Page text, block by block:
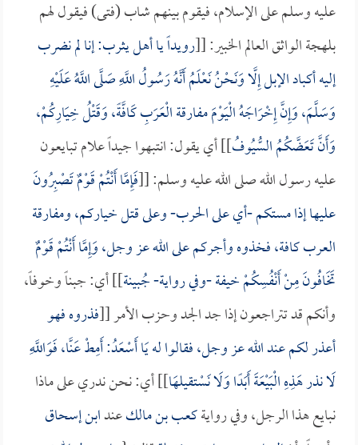
عليه وسلم على الإسلام، فيقوم بينهم شاب (فتى) فيقول لهم
بلهجة الواثق العالم الخبير: [[رويداً يا أهل يثرب: إنا لم نضرب
إليه أكباد الإبل إِلَّا وَنَحْنُ نَعْلَمُ أَنَّهُ رَسُولُ اللَّهِ صَلَّى اللَّهُ عَلَيْهِ
وَسَلَّمَ، وَإِنَّ إِخْرَاجَهُ الْيَوْمَ مفارقة الْعَرَبِ كَافَّةً، وَقَتْلُ خِيَارِكُمْ،
وَأَنَّ تَعَضَّكُمُ السُّيُوفُ]] أي يقول: انتبهوا جيداً علام تبايعون
عليه رسول الله صلى الله عليه وسلم: [[فَإِمَّا أَنْتُمْ قَوْمٌ تَصْبِرُونَ
عليها إذا مستكم -أي على الحرب- وعلى قتل خياركم، ومفارقة
العرب كافة، فخذوه وأجركم على الله عز وجل، وَإِمَّا أَنْتُمْ قَوْمٌ
تَخَافُونَ مِنْ أَنْفُسِكُمْ خيفة -وفي رواية- جُبينة]] أي: جبناً وخوفاً،
وأنكم قد تتراجعون إذا جد الجد وحزب الأمر [[فذروه فهو
أعذر لكم عند الله عز وجل، فقالوا له يَاأَسْعَدُ: أَمِطْ عَنَّا، فَوَاللَّهِ
لَا نذر هَذِهِ الْبَيْعَةَ أَبَدًا وَلَا نَسْتقيلهَا]] أي: نحن ندري على ماذا
نبايع هذا الرجل، وفي روايةكعب بن مالكعندابن إسحاق